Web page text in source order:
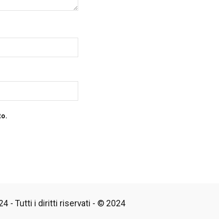
- Tutti i diritti riservati - © 2024